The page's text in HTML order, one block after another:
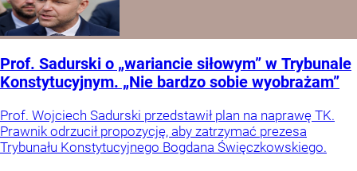
Prof. Sadurski o „wariancie siłowym” w Trybunale
Konstytucyjnym. „Nie bardzo sobie wyobrażam”
Prof. Wojciech Sadurski przedstawił plan na naprawę TK.
Prawnik odrzucił propozycję, aby zatrzymać prezesa
Trybunału Konstytucyjnego Bogdana Święczkowskiego.